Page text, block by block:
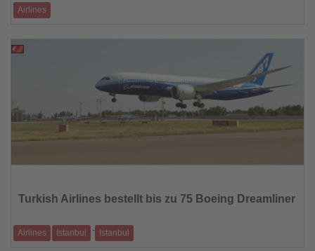
Airlines
AEGEAN und Smartwings al
die
Nachrichten
Turkish Airlines bestellt bis zu 75 Boeing Dreamliner
Airlines Istanbul - Istanbul